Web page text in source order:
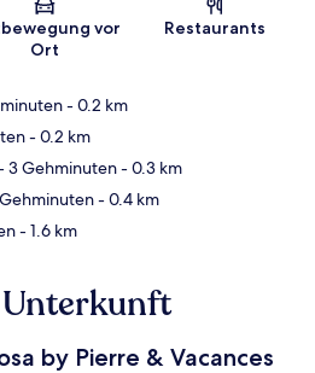
Karte
vor
Ort
Restaurants
- 0.2 km
- 0.2 km
3 Gehminuten- 0.3 km
- 0.4 km
- 1.6 km
Unterkunft
by Pierre & Vacances